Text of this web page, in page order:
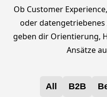
Ob Customer
oder
geben dir Orientierung,
Ansätze
All B2B